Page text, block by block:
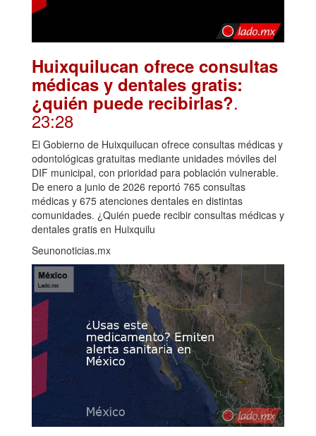
Huixquilucan ofrece consultas
médicas y dentales gratis:
¿quién puede recibirlas?.
23:28
El Gobierno de Huixquilucan ofrece consultas médicas y
odontológicas gratuitas mediante unidades móviles del
DIF municipal, con prioridad para población vulnerable.
De enero a junio de 2026 reportó 765 consultas
médicas y 675 atenciones dentales en distintas
comunidades. ¿Quién puede recibir consultas médicas y
dentales gratis en Huixquilu
Seunonoticias.mx